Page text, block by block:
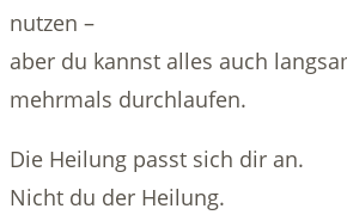
nutzen –
aber du kannst alles auch
mehrmals durchlaufen.
Die Heilung passt sich dir an.
Nicht du der Heilung.